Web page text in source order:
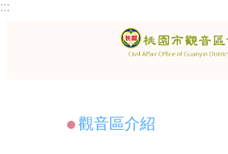
跳到主要內容區塊
:::
觀音區介紹